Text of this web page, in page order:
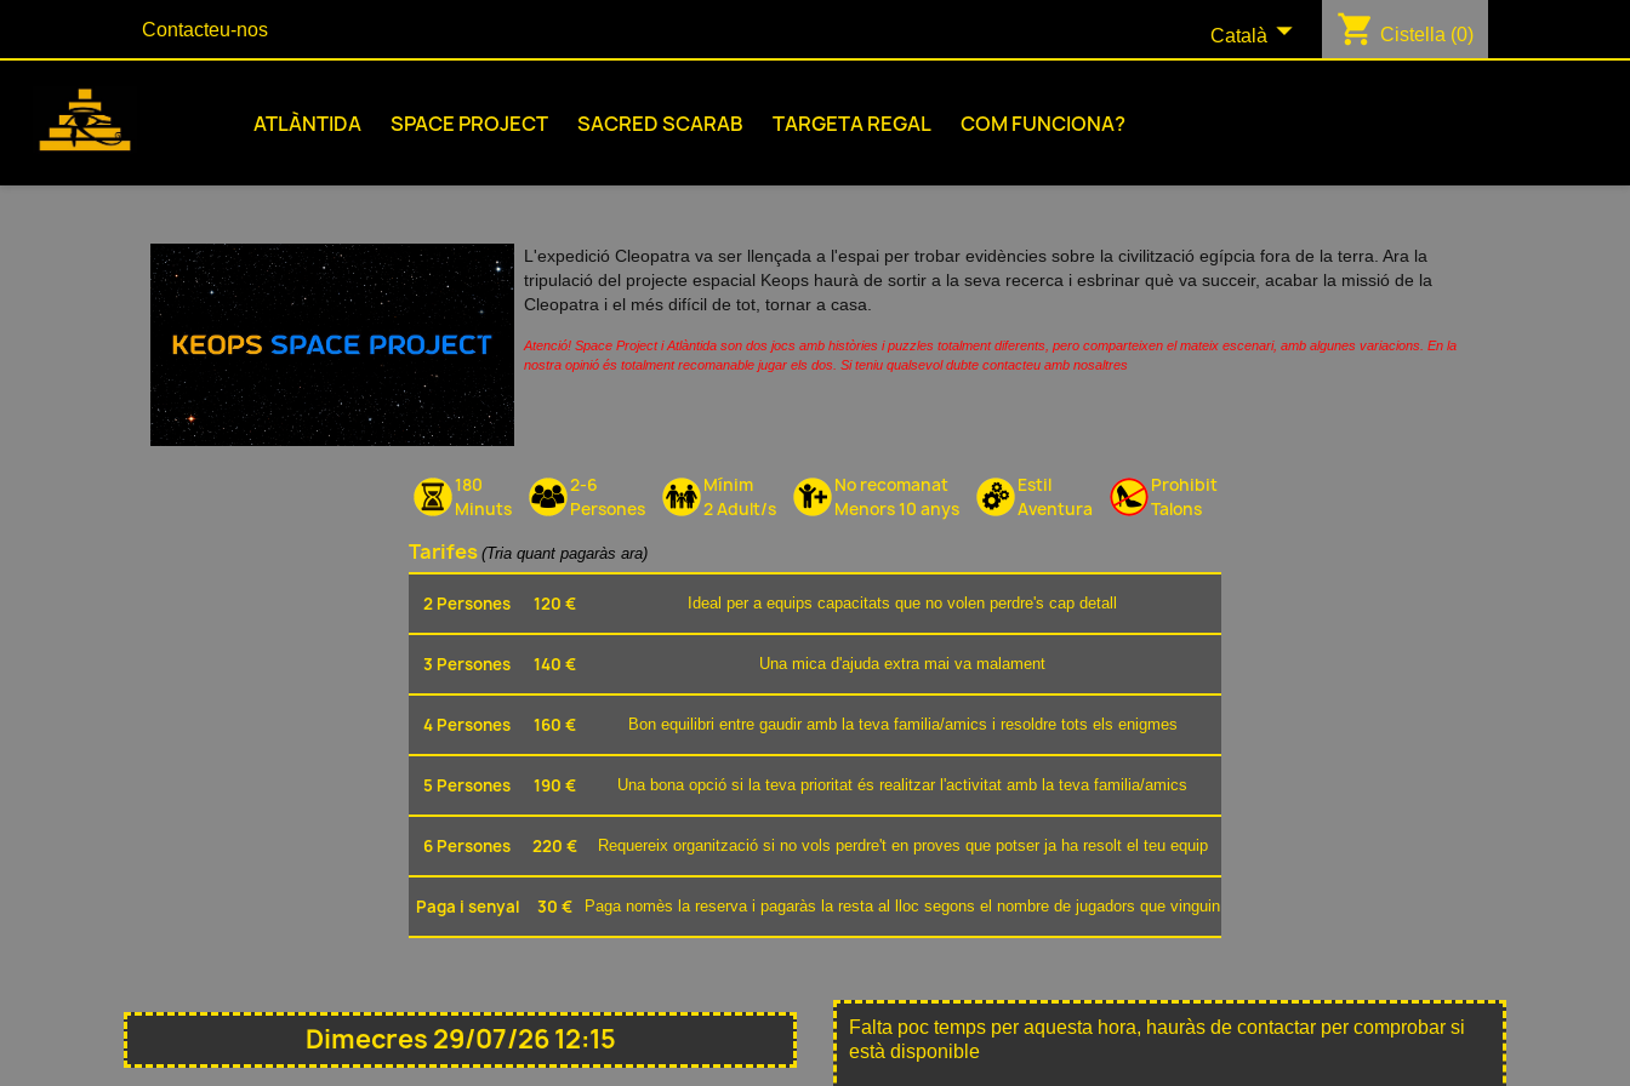
Contacteu-nos Català shopping_cart Cistella (0)
ATLÀNTIDA SPACE PROJECT SACRED SCARAB TARGETA REGAL COM FUNCIONA?
L'expedició Cleopatra va ser llençada a l'espai per trobar evidències sobre la civilització egípcia fora de la terra. Ara la
tripulació del projecte espacial Keops haurà de sortir a la seva recerca i esbrinar què va succeir, acabar la missió de la
Cleopatra i el més difícil de tot, tornar a casa.
Atenció! Space Project i Atlàntida son dos jocs amb històries i puzzles totalment diferents, pero comparteixen el mateix escenari, amb algunes variacions. En la
nostra opinió és totalment recomanable jugar els dos. Si teniu qualsevol dubte contacteu amb nosaltres
180
Minuts
2-6
Persones
Mínim
2 Adult/s
No recomanat
Menors 10 anys
Estil
Aventura
Prohibit
Talons
Tarifes (Tria quant pagaràs ara)
2 Persones 120 € Ideal per a equips capacitats que no volen perdre's cap detall
3 Persones 140 € Una mica d'ajuda extra mai va malament
4 Persones 160 € Bon equilibri entre gaudir amb la teva familia/amics i resoldre tots els enigmes
5 Persones 190 € Una bona opció si la teva prioritat és realitzar l'activitat amb la teva familia/amics
6 Persones 220 € Requereix organització si no vols perdre't en proves que potser ja ha resolt el teu equip
Paga i senyal 30 € Paga nomès la reserva i pagaràs la resta al lloc segons el nombre de jugadors que vinguin
Dimecres 29/07/26 12:15
Falta poc temps per aquesta hora, hauràs de contactar per comprobar si
està disponible